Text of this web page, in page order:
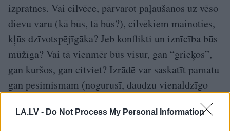
LA.LV - Do Not Process My Personal Information
izpratnes. Vai cilvēce, pārvarot paļaušanos uz vēso
dievu varu (kā būs, tā būs?), cilvēkiem mainoties,
kļūs dzīvotspējīgāka? Jeb konflikti un iznīcība būs
mūžīga? Vai tā vienmēr būs visur, gan “grieķos”,
gan kuršos, gan citviet? Izrādē var saskatīt pamatu
gan pesimismam (nogurusī, daudzu vienaldzīgo
dievu pamestā Zeme), gan optimismam (cilvēka
izaugsme laiku laikos).